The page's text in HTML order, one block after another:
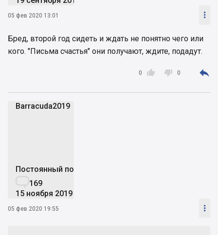
05 фев 2020 13:01 
Бред, второй год сидеть и ждать не понятно чего или
кого. "Письма счастья" они получают, ждите, подадут.

0  0 
Barracuda2019
Постоянный пользователь
169
15 ноября 2019
05 фев 2020 19:55 